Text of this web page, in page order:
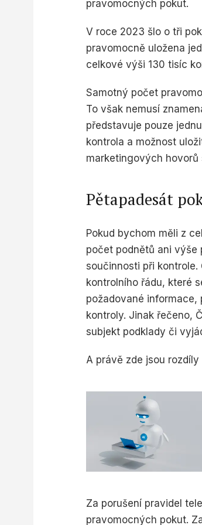
pravomocných pokut.
V roce 2023 šlo o tři
pravomocně uložena
celkové výši 130 tisíc
Samotný počet
To však nemusí
představuje pouze
kontrola a možnost
marketingových hovorů
Pětapadesát
Pokud bychom měli z
počet podnětů ani výše
součinnosti při
kontrolního řádu, které
požadované informace,
kontroly. Jinak řečeno,
subjekt podklady či
A právě zde jsou
Za porušení pravidel
pravomocných pokut.
Measure content performance
Understand audiences through statistics
Develop and improve services
Use limited data to select content
Use precise geolocation data
Identify devices based on information